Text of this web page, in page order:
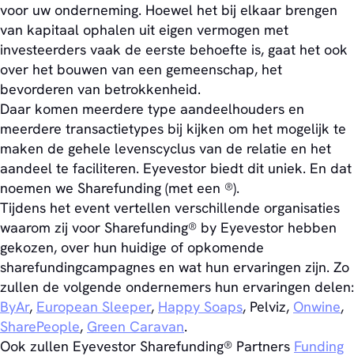
voor uw onderneming. Hoewel het bij elkaar brengen
van kapitaal ophalen uit eigen vermogen met
investeerders vaak de eerste behoefte is, gaat het ook
over het bouwen van een gemeenschap, het
bevorderen van betrokkenheid.
Daar komen meerdere type aandeelhouders en
meerdere transactietypes bij kijken om het mogelijk te
maken de gehele levenscyclus van de relatie en het
aandeel te faciliteren. Eyevestor biedt dit uniek. En dat
noemen we Sharefunding (met een ®).
Tijdens het event vertellen verschillende organisaties
waarom zij voor Sharefunding® by Eyevestor hebben
gekozen, over hun huidige of opkomende
sharefundingcampagnes en wat hun ervaringen zijn. Zo
zullen de volgende ondernemers hun ervaringen delen:
ByAr, European Sleeper, Happy Soaps, Pelviz, Onwine,
SharePeople, Green Caravan.
Ook zullen Eyevestor Sharefunding® Partners Funding